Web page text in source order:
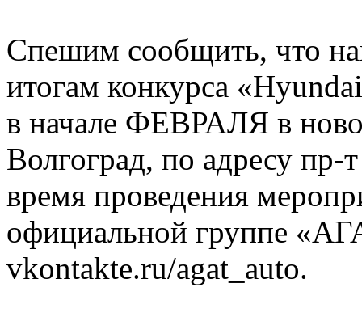
Спешим сообщить, что
итогам конкурса
в начале ФЕВРАЛЯ в
Волгоград, по адресу
время проведения
официальной группе
vkontakte.ru/agat_auto.